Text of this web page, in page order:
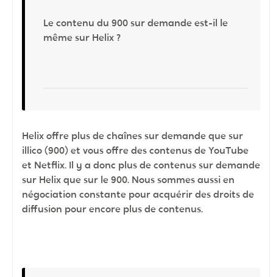
Le contenu du 900 sur demande est-il le
même sur Helix ?
Helix offre plus de chaînes sur demande que sur
illico (900) et vous offre des contenus de YouTube
et Netflix. Il y a donc plus de contenus sur demande
sur Helix que sur le 900. Nous sommes aussi en
négociation constante pour acquérir des droits de
diffusion pour encore plus de contenus.